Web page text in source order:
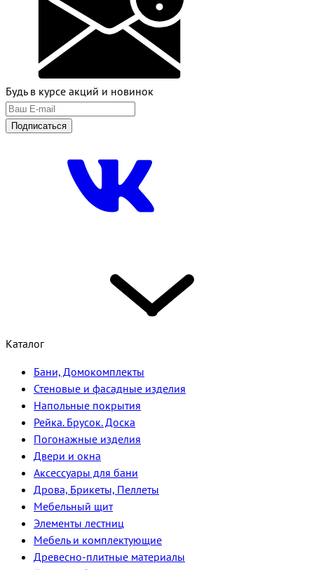
Будь в курсе акций и новинок
Подписаться
Каталог
Бани, Домокомплекты
Стеновые и фасадные изделия
Напольные покрытия
Рейка. Брусок. Доска
Погонажные изделия
Двери и окна
Аксессуары для бани
Дрова, Брикеты, Пеллеты
Мебельный щит
Элементы лестниц
Мебель и комплектующие
Древесно-плитные материалы